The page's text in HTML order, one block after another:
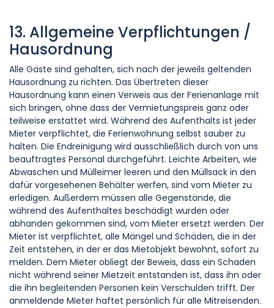
13. Allgemeine Verpflichtungen /
Hausordnung
Alle Gäste sind gehalten, sich nach der jeweils geltenden
Hausordnung zu richten. Das Übertreten dieser
Hausordnung kann einen Verweis aus der Ferienanlage mit
sich bringen, ohne dass der Vermietungspreis ganz oder
teilweise erstattet wird. Während des Aufenthalts ist jeder
Mieter verpflichtet, die Ferienwohnung selbst sauber zu
halten. Die Endreinigung wird ausschließlich durch von uns
beauftragtes Personal durchgeführt. Leichte Arbeiten, wie
Abwaschen und Mülleimer leeren und den Müllsack in den
dafür vorgesehenen Behälter werfen, sind vom Mieter zu
erledigen. Außerdem müssen alle Gegenstände, die
während des Aufenthaltes beschädigt wurden oder
abhanden gekommen sind, vom Mieter ersetzt werden. Der
Mieter ist verpflichtet, alle Mängel und Schäden, die in der
Zeit entstehen, in der er das Mietobjekt bewohnt, sofort zu
melden. Dem Mieter obliegt der Beweis, dass ein Schaden
nicht während seiner Mietzeit entstanden ist, dass ihn oder
die ihn begleitenden Personen kein Verschulden trifft. Der
anmeldende Mieter haftet persönlich für alle Mitreisenden.